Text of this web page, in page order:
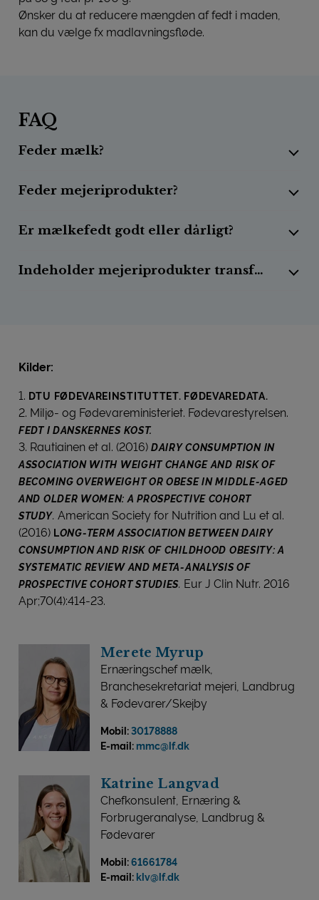
Ønsker du at reducere mængden af fedt i maden,
kan du vælge fx madlavningsfløde.
FAQ
Feder mælk?
Feder mejeriprodukter?
Er mælkefedt godt eller dårligt?
Indeholder mejeriprodukter transfedt?
Kilder:
1. DTU FØDEVAREINSTITUTTET. FØDEVAREDATA.
2. Miljø- og Fødevareministeriet. Fødevarestyrelsen.
FEDT I DANSKERNES KOST.
3. Rautiainen et al. (2016) DAIRY CONSUMPTION IN
ASSOCIATION WITH WEIGHT CHANGE AND RISK OF
BECOMING OVERWEIGHT OR OBESE IN MIDDLE-AGED
AND OLDER WOMEN: A PROSPECTIVE COHORT
STUDY. American Society for Nutrition and Lu et al.
(2016) LONG-TERM ASSOCIATION BETWEEN DAIRY
CONSUMPTION AND RISK OF CHILDHOOD OBESITY: A
SYSTEMATIC REVIEW AND META-ANALYSIS OF
PROSPECTIVE COHORT STUDIES. Eur J Clin Nutr. 2016
Apr;70(4):414-23.
Merete Myrup
Ernæringschef mælk,
Branchesekretariat mejeri, Landbrug
& Fødevarer/Skejby
Mobil:30178888
E-mail: mmc@lf.dk
Katrine Langvad
Chefkonsulent, Ernæring &
Forbrugeranalyse, Landbrug &
Fødevarer
Mobil:61661784
E-mail: klv@lf.dk